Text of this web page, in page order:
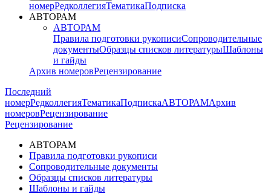
номерРедколлегияТематикаПодписка
АВТОРАМ
АВТОРАМ
Правила подготовки рукописиСопроводительные
документыОбразцы списков литературыШаблоны
и гайды
Архив номеровРецензирование
Последний
номерРедколлегияТематикаПодпискаАВТОРАМАрхив
номеровРецензирование
Рецензирование
АВТОРАМ
Правила подготовки рукописи
Сопроводительные документы
Образцы списков литературы
Шаблоны и гайды